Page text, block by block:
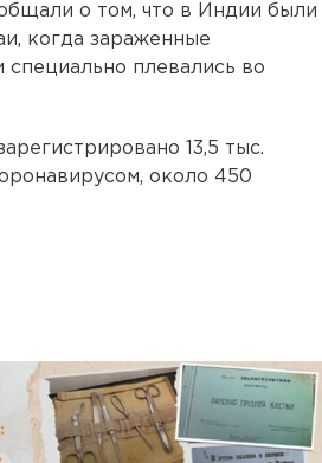
о том, что в Индии были
когда зараженные
плевались во
13,5 тыс.
около 450